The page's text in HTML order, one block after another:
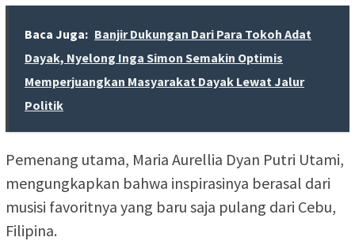
Baca Juga: Banjir Dukungan Dari Para Tokoh Adat
Dayak, Nyelong Inga Simon Semakin Optimis
Memperjuangkan Masyarakat Dayak Lewat Jalur
Politik
Pemenang utama, Maria Aurellia Dyan Putri Utami,
mengungkapkan bahwa inspirasinya berasal dari
musisi favoritnya yang baru saja pulang dari Cebu,
Filipina.